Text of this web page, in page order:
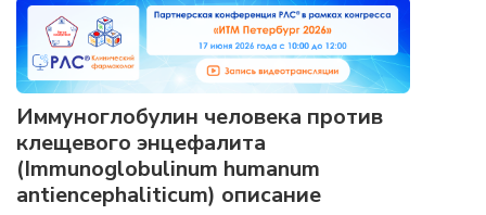
Иммуноглобулин человека против
клещевого энцефалита
(Immunoglobulinum humanum
antiencephaliticum) описание